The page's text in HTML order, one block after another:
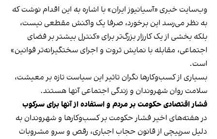
وب‌سایت خبری «آسیانیوز ایران» با اشاره به این اقدام نوشت که
به نظر می‌رسد این برخورد، صرفا یک واکنش مقطعی نیست،
بلکه بخشی از یک کارزار بزرگ‌تر برای «کنترل بیشتر بر فضای
اجتماعی، مقابله با نمایش ثروت و اجرای سختگیرانه‌تر قوانین»
است.
بسیاری از کسب‌وکارها نگران تاثیر این سیاست‌ تازه بر معیشت،
سلامت روان شهروندان و زندگی اجتماعی آنها هستند.
فشار اقتصادی حکومت بر مردم و استفاده از آنها برای سرکوب
در هفته‌های اخیر فشار حکومت بر کسب‌وکارها و شهروندان به
دلیل سرپیچی از قانون حجاب اجباری، رقص و سرو مشروبات